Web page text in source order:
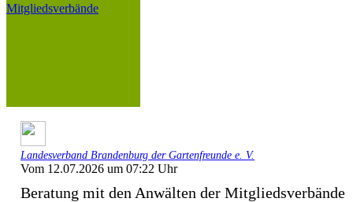
Landesverband Brandenburg der Gartenfreunde e. V.
Vom 12.07.2026 um 07:22 Uhr
Beratung mit den Anwälten der Mitgliedsverbände